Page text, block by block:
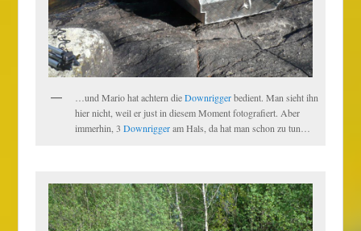
…und Mario hat achtern dieDownriggerbedient. Man sieht ihn
hier nicht, weil er just in diesem Moment fotografiert. Aber
immerhin, 3 Downriggeram Hals, da hat man schon zu tun…